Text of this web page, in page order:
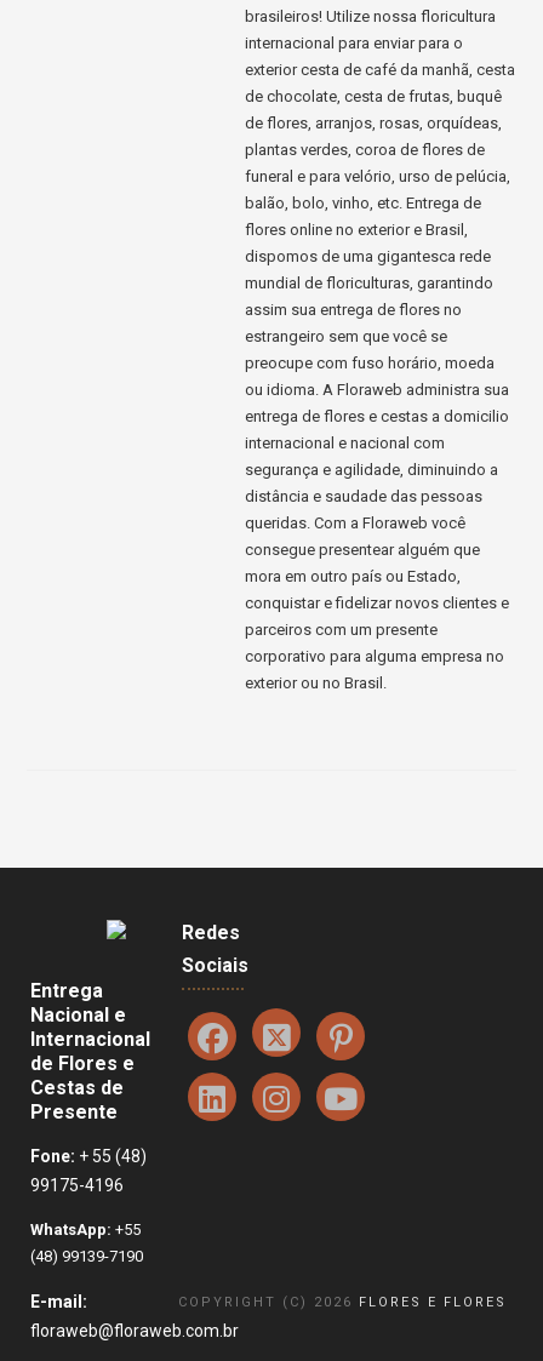
brasileiros! Utilize nossa floricultura
internacional para enviar para o
exterior cesta de café da manhã, cesta
de chocolate, cesta de frutas, buquê
de flores, arranjos, rosas, orquídeas,
plantas verdes, coroa de flores de
funeral e para velório, urso de pelúcia,
balão, bolo, vinho, etc. Entrega de
flores online no exterior e Brasil,
dispomos de uma gigantesca rede
mundial de floriculturas, garantindo
assim sua entrega de flores no
estrangeiro sem que você se
preocupe com fuso horário, moeda
ou idioma. A Floraweb administra sua
entrega de flores e cestas a domicilio
internacional e nacional com
segurança e agilidade, diminuindo a
distância e saudade das pessoas
queridas. Com a Floraweb você
consegue presentear alguém que
mora em outro país ou Estado,
conquistar e fidelizar novos clientes e
parceiros com um presente
corporativo para alguma empresa no
exterior ou no Brasil.
Entrega
Nacional e
Internacional
de Flores e
Cestas de
Presente
Fone: + 55 (48)
99175-4196
WhatsApp: +55
(48) 99139-7190
E-mail:
floraweb@floraweb.com.br
Redes
Sociais
COPYRIGHT (C) 2026 FLORES E FLORES